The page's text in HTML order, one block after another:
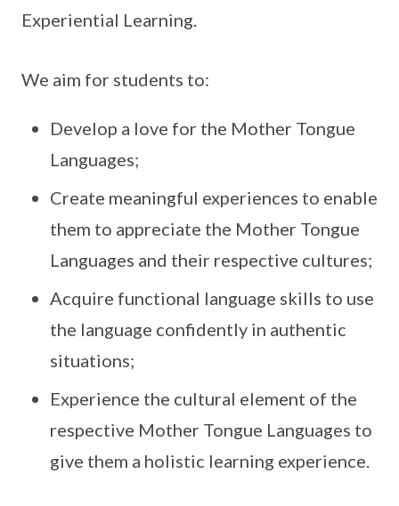
Experiential Learning.
We aim for students to:
Develop a love for the Mother Tongue
Languages;
Create meaningful experiences to enable
them to appreciate the Mother Tongue
Languages and their respective cultures;
Acquire functional language skills to use
the language confidently in authentic
situations;
Experience the cultural element of the
respective Mother Tongue Languages to
give them a holistic learning experience.